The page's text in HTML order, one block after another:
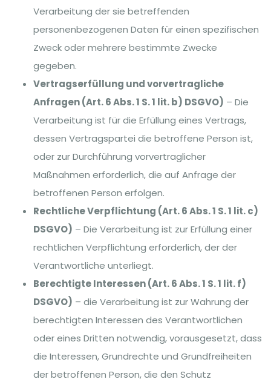
Verarbeitung der sie betreffenden
personenbezogenen Daten für einen spezifischen
Zweck oder mehrere bestimmte Zwecke
gegeben.
Vertragserfüllung und vorvertragliche
Anfragen (Art. 6 Abs. 1 S. 1 lit. b) DSGVO) – Die
Verarbeitung ist für die Erfüllung eines Vertrags,
dessen Vertragspartei die betroffene Person ist,
oder zur Durchführung vorvertraglicher
Maßnahmen erforderlich, die auf Anfrage der
betroffenen Person erfolgen.
Rechtliche Verpflichtung (Art. 6 Abs. 1 S. 1 lit. c)
DSGVO) – Die Verarbeitung ist zur Erfüllung einer
rechtlichen Verpflichtung erforderlich, der der
Verantwortliche unterliegt.
Berechtigte Interessen (Art. 6 Abs. 1 S. 1 lit. f)
DSGVO) – die Verarbeitung ist zur Wahrung der
berechtigten Interessen des Verantwortlichen
oder eines Dritten notwendig, vorausgesetzt, dass
die Interessen, Grundrechte und Grundfreiheiten
der betroffenen Person, die den Schutz